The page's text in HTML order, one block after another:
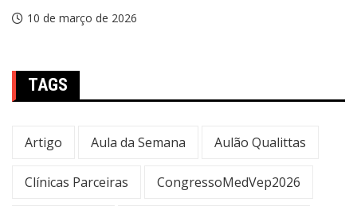
10 de março de 2026
TAGS
Artigo Aula da Semana Aulão Qualittas
Clínicas Parceiras CongressoMedVep2026